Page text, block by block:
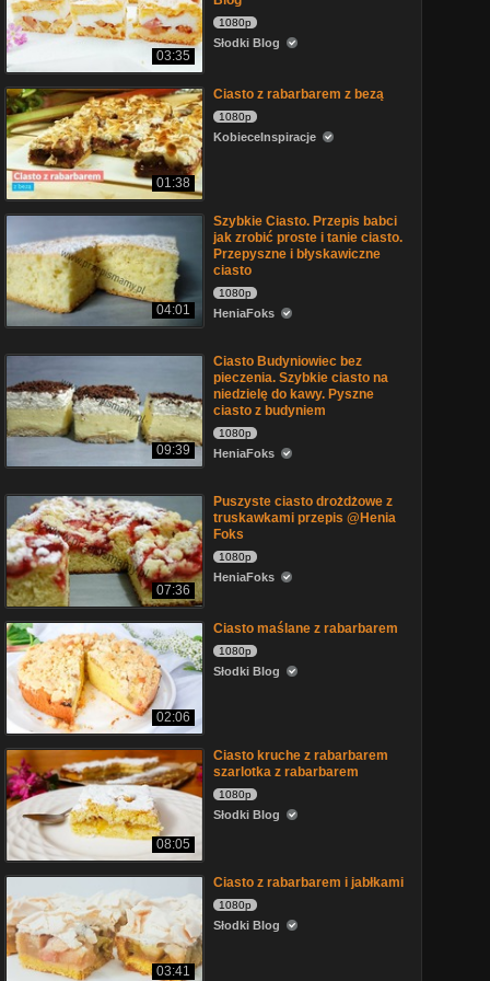
03:35
1080p
Słodki Blog
01:38
Ciasto z rabarbarem z bezą
1080p
KobieceInspiracje
04:01
Szybkie Ciasto. Przepis babci
jak zrobić proste i tanie ciasto.
Przepyszne i błyskawiczne
ciasto
1080p
HeniaFoks
09:39
Ciasto Budyniowiec bez
pieczenia. Szybkie ciasto na
niedzielę do kawy. Pyszne
ciasto z budyniem
1080p
HeniaFoks
07:36
Puszyste ciasto drożdżowe z
truskawkami przepis @Henia
Foks
1080p
HeniaFoks
02:06
Ciasto maślane z rabarbarem
1080p
Słodki Blog
08:05
Ciasto kruche z rabarbarem
szarlotka z rabarbarem
1080p
Słodki Blog
03:41
Ciasto z rabarbarem i jabłkami
1080p
Słodki Blog